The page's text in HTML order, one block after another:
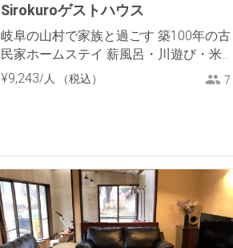
Sirokuroゲストハウス
岐阜の山村で家族と過ごす 築100年の古
民家ホームステイ 薪風呂・川遊び・米
作り
¥9,243/人 （税込） 7